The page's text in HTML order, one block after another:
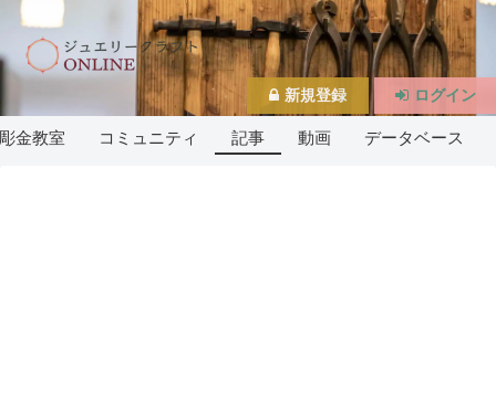
金教室 コミュニティ 記事 動画 データベース
新規登録 ログイン